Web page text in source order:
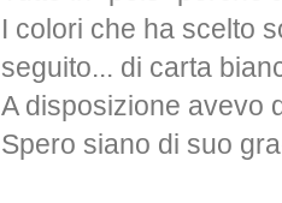
I colori che ha scelto
seguito... di carta
A disposizione avevo
Spero siano di suo